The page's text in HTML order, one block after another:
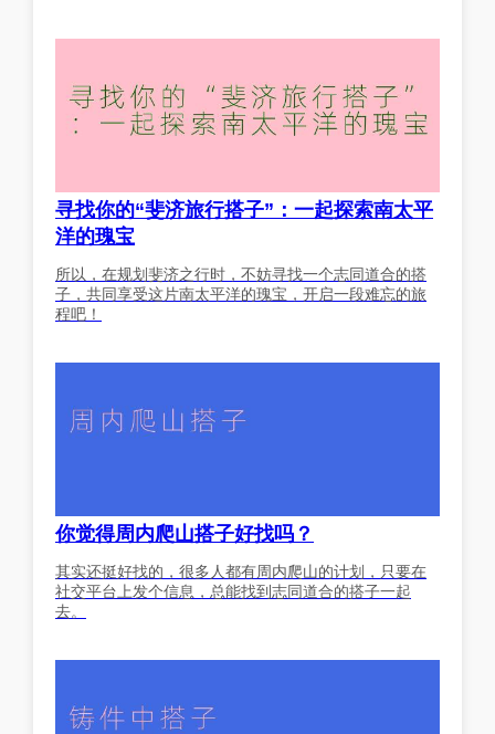
寻找你的“斐济旅行搭子”：一起探索南太平
洋的瑰宝
所以，在规划斐济之行时，不妨寻找一个志同道合的搭
子，共同享受这片南太平洋的瑰宝，开启一段难忘的旅
程吧！
你觉得周内爬山搭子好找吗？
其实还挺好找的，很多人都有周内爬山的计划，只要在
社交平台上发个信息，总能找到志同道合的搭子一起
去。